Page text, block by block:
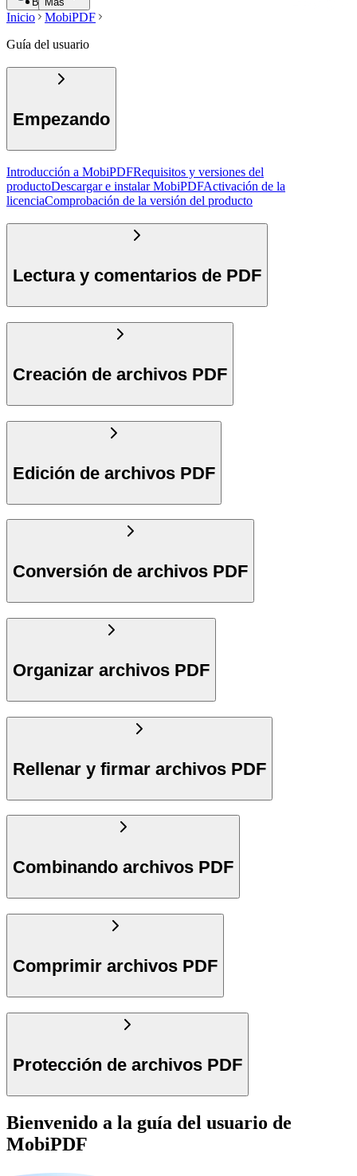
Inicio
MobiPDF
Guía del usuario
Empezando
Introducción a MobiPDFRequisitos y versiones del
productoDescargar e instalar MobiPDFActivación de la
licenciaComprobación de la versión del producto
Lectura y comentarios de PDF
Creación de archivos PDF
Edición de archivos PDF
Conversión de archivos PDF
Organizar archivos PDF
Rellenar y firmar archivos PDF
Combinando archivos PDF
Comprimir archivos PDF
Protección de archivos PDF
Bienvenido a la guía del usuario de
MobiPDF